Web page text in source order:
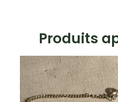
Produits